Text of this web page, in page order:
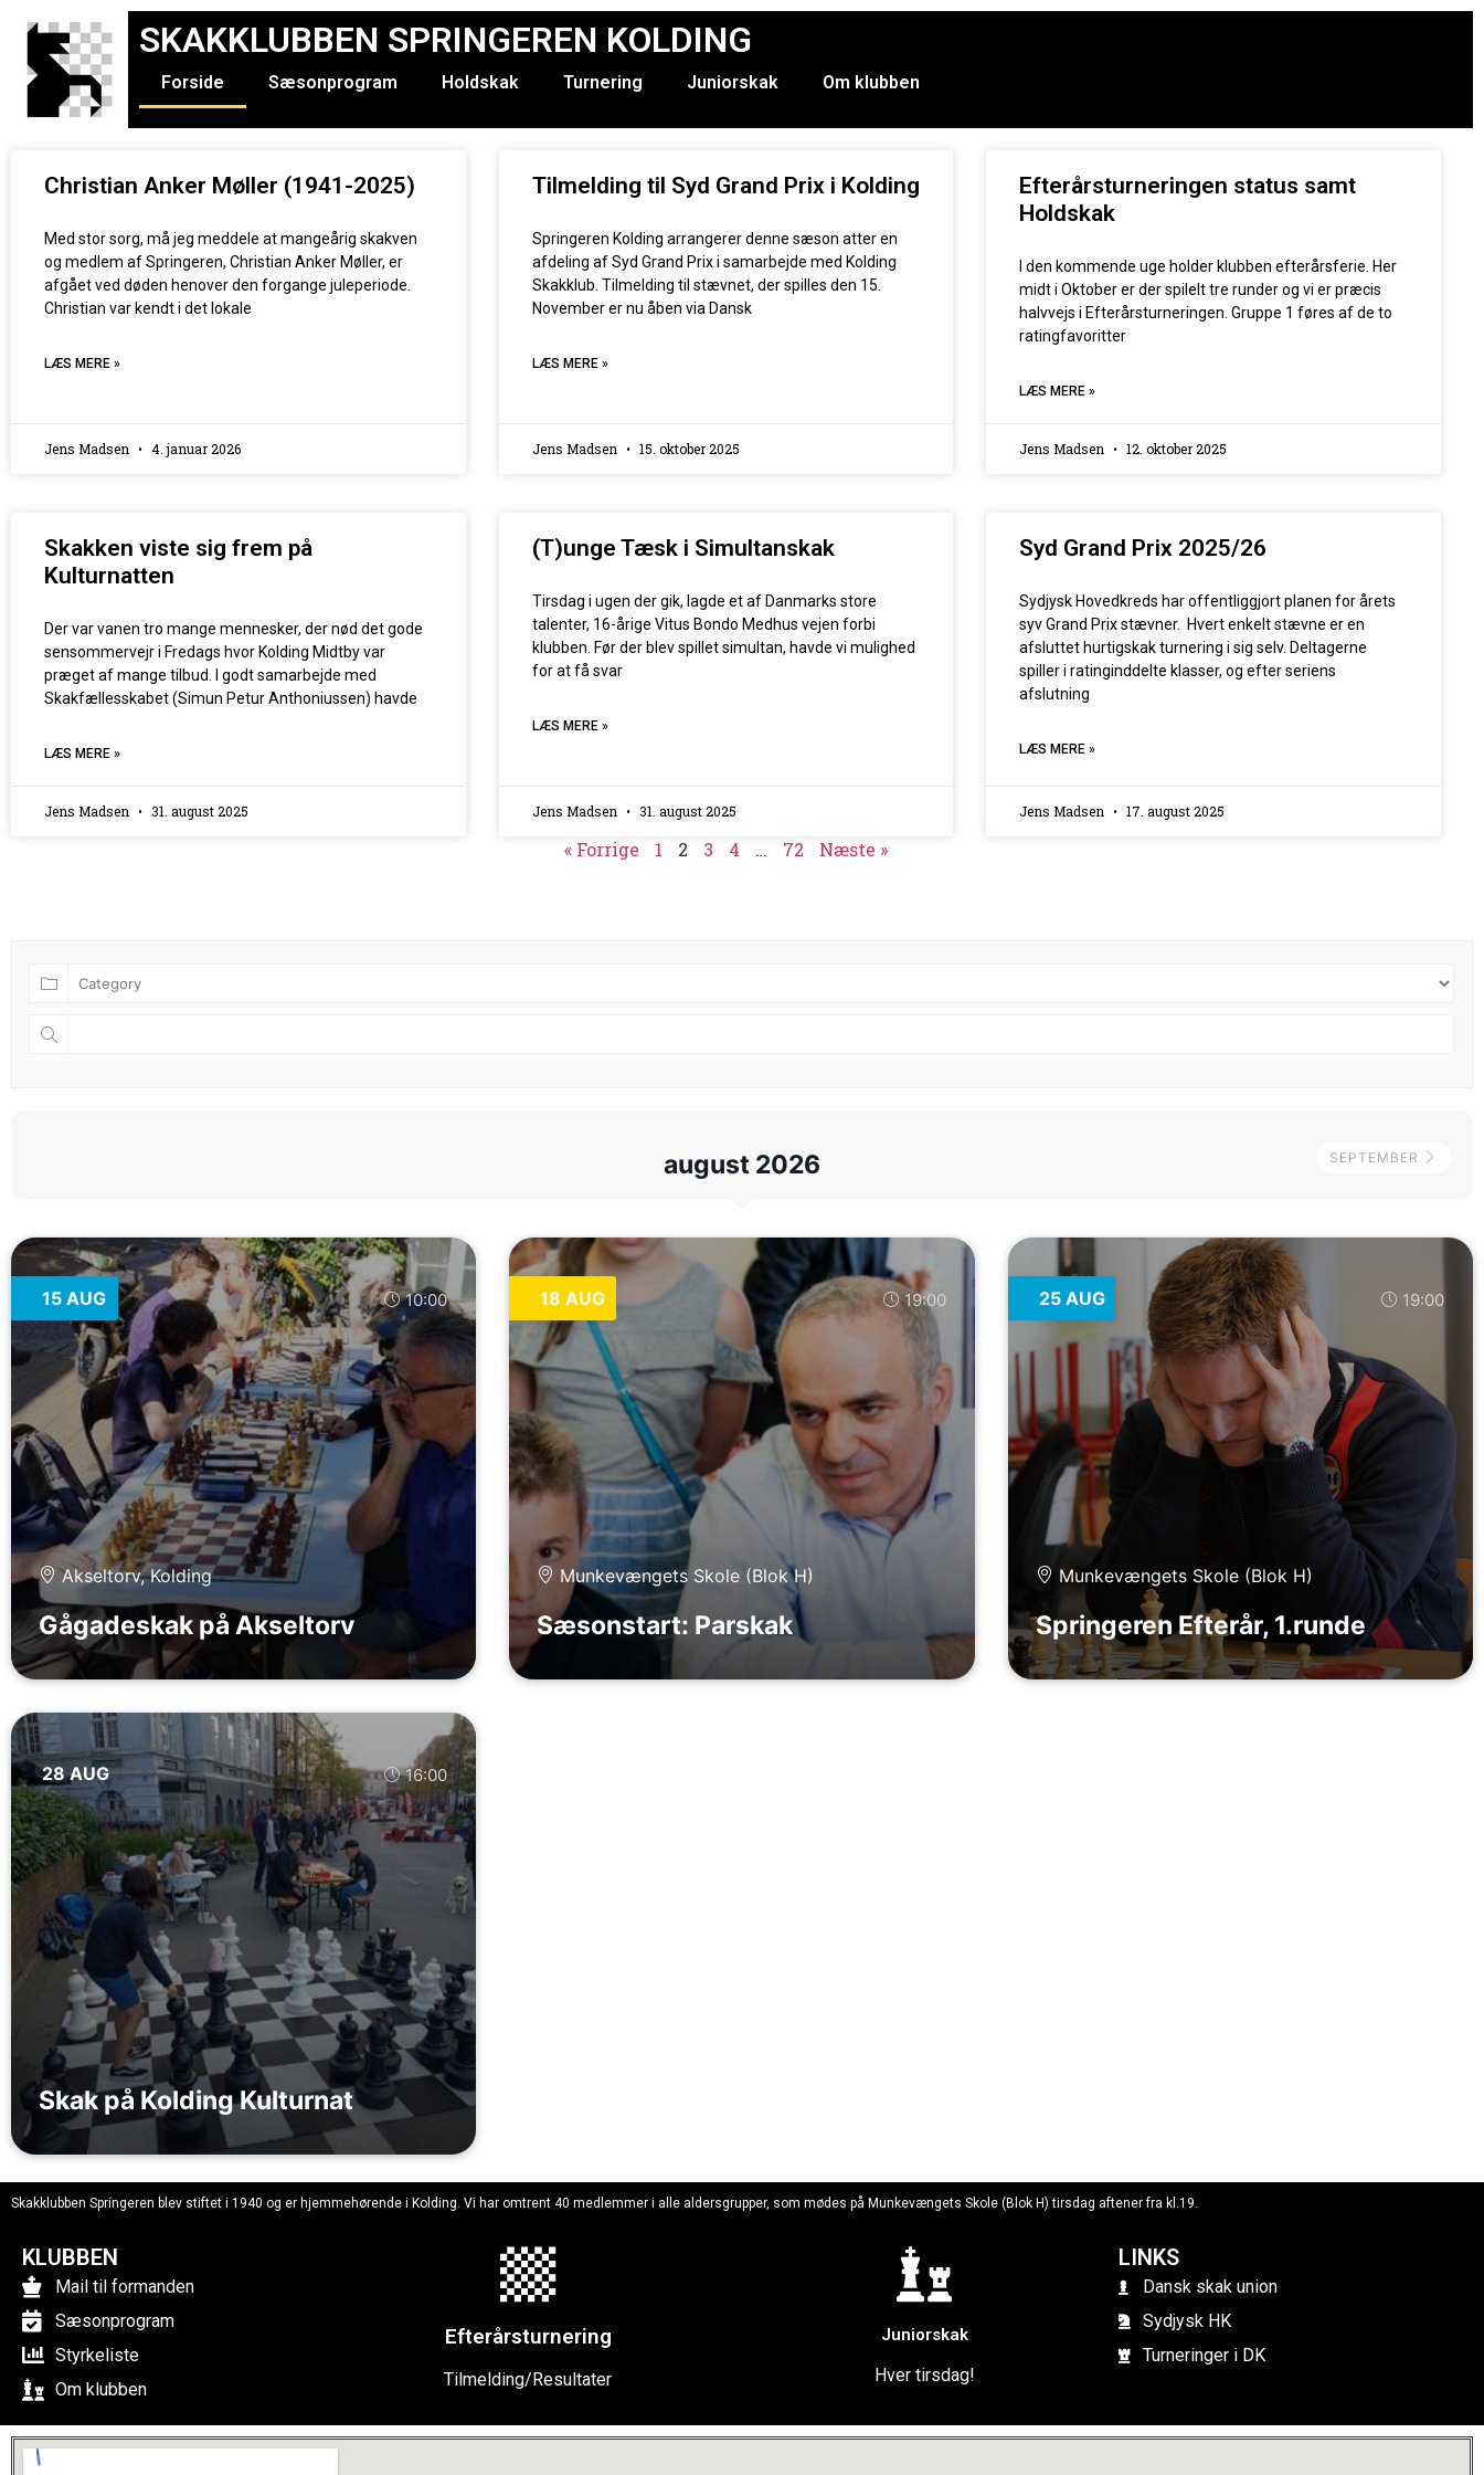
SKAKKLUBBEN SPRINGEREN KOLDING
Forside Sæsonprogram Holdskak Turnering Juniorskak Om klubben
Christian Anker Møller (1941-2025)
Med stor sorg, må jeg meddele at mangeårig skakven
og medlem af Springeren, Christian Anker Møller, er
afgået ved døden henover den forgange juleperiode.
Christian var kendt i det lokale
LÆS MERE »
Jens Madsen 4. januar 2026
Tilmelding til Syd Grand Prix i Kolding
Springeren Kolding arrangerer denne sæson atter en
afdeling af Syd Grand Prix i samarbejde med Kolding
Skakklub. Tilmelding til stævnet, der spilles den 15.
November er nu åben via Dansk
LÆS MERE »
Jens Madsen 15. oktober 2025
Efterårsturneringen status samt
Holdskak
I den kommende uge holder klubben efterårsferie. Her
midt i Oktober er der spilelt tre runder og vi er præcis
halvvejs i Efterårsturneringen. Gruppe 1 føres af de to
ratingfavoritter
LÆS MERE »
Jens Madsen 12. oktober 2025
Skakken viste sig frem på
Kulturnatten
Der var vanen tro mange mennesker, der nød det gode
sensommervejr i Fredags hvor Kolding Midtby var
præget af mange tilbud. I godt samarbejde med
Skakfællesskabet (Simun Petur Anthoniussen) havde
LÆS MERE »
Jens Madsen 31. august 2025
(T)unge Tæsk i Simultanskak
Tirsdag i ugen der gik, lagde et af Danmarks store
talenter, 16-årige Vitus Bondo Medhus vejen forbi
klubben. Før der blev spillet simultan, havde vi mulighed
for at få svar
LÆS MERE »
Jens Madsen 31. august 2025
Syd Grand Prix 2025/26
Sydjysk Hovedkreds har offentliggjort planen for årets
syv Grand Prix stævner. Hvert enkelt stævne er en
afsluttet hurtigskak turnering i sig selv. Deltagerne
spiller i ratinginddelte klasser, og efter seriens
afslutning
LÆS MERE »
Jens Madsen 17. august 2025
« Forrige 1 2 3 4 … 72 Næste »
august 2026 SEPTEMBER
15 AUG 10:00
Akseltorv, Kolding
Gågadeskak på Akseltorv
18 AUG 19:00
Munkevængets Skole (Blok H)
Sæsonstart: Parskak
25 AUG 19:00
Munkevængets Skole (Blok H)
Springeren Efterår, 1.runde
28 AUG 16:00
Skak på Kolding Kulturnat
Skakklubben Springeren blev stiftet i 1940 og er hjemmehørende i Kolding. Vi har omtrent 40 medlemmer i alle aldersgrupper, som mødes på Munkevængets Skole (Blok H) tirsdag aftener fra kl.19.
KLUBBEN
Mail til formanden
Sæsonprogram
Styrkeliste
Om klubben
Efterårsturnering
Tilmelding/Resultater
Juniorskak
Hver tirsdag!
LINKS
Dansk skak union
Sydjysk HK
Turneringer i DK